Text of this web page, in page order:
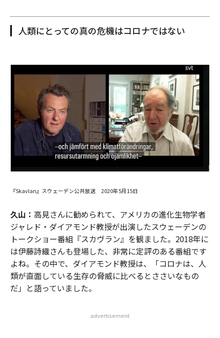
人類にとっての真の危機はコロナではない
『Skavlan』スウェーデン公共放送 2020年5月15日
久山： 高見さんに勧められて、アメリカの進化生物学者
ジャレド・ダイアモンド教授が出演したスウェーデンの
トークショー番組『スカヴラン』を観ました。2018年に
は伊藤詩織さんも登場した、非常に定評のある番組です
よね。その中で、ダイアモンド教授は、「コロナは、人
類が直面している生存の脅威に比べるとささいなもの
だ」と語っていました。
advertisement